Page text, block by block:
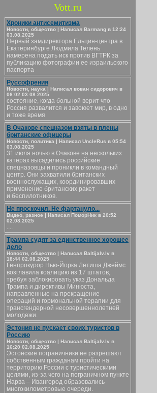
Vott.ru
Хроники антисемитизма
Новости, общество | Написал Barmang в 12:24
03.08.2025
Первый замдиректора Ельцин-центра в
Екатеринбурге Людмила Телень
намерена подать иск против ВГТРК за
публикацию фотографии ее израильского
паспорта
Руссофрения
Новости, наука | Написал вован сидорович в
06:02 03.08.2025
состояние, когда больной верит что
Россия развалится и завоюет мир, в одно
и тоже время
В Очакове спецназом взяты в плены
британские офицеры
Новости, политика | Написал UncleRus в 05:54
03.08.2025
31 июля ночью в Очакове на нескольких
катерах высадились российские
спецназовцы и проникли в командный
центр. Они захватили британских
военнослужащих, координировавших
применение британских ракет
и беспилотников.
Не проскочил. Не фартануло...
Видео, разное | Написал ПоморНик в 20:52
02.08.2025
....
Трампа судят за единственное хорошее
дело
Новости, общество | Написал Baltijalv.lv в
18:44 02.08.2025
Генпрокурор Нью-Йорка Летиша Джеймс
возглавила коалицию из 17 штатов,
требуя заблокировать указ Дональда
Трампа и директивы Минюста,
направленные на прекращение
операций и гормональной терапии для
трансгендерной несовершеннолетней
молодежи.
Эстония не пускает своих туристов в
Россию
Новости, общество | Написал Baltijalv.lv в
16:20 02.08.2025
Эстонские пограничники не разрешают
собственным гражданам пройти на
территорию России с туристическими
целями, из-за чего на пограничном пункте
Нарва – Ивангород образовались
многокилометровые очереди.